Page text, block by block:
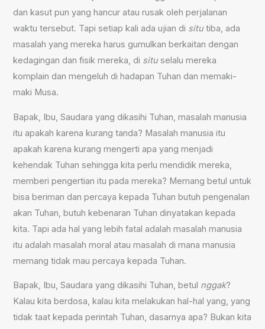
dan kasut pun yang hancur atau rusak oleh perjalanan
waktu tersebut. Tapi setiap kali ada ujian di situtiba, ada
masalah yang mereka harus gumulkan berkaitan dengan
kedagingan dan fisik mereka, di situselalu mereka
komplain dan mengeluh di hadapan Tuhan dan memaki-
maki Musa.
Bapak, Ibu, Saudara yang dikasihi Tuhan, masalah manusia
itu apakah karena kurang tanda? Masalah manusia itu
apakah karena kurang mengerti apa yang menjadi
kehendak Tuhan sehingga kita perlu mendidik mereka,
memberi pengertian itu pada mereka? Memang betul untuk
bisa beriman dan percaya kepada Tuhan butuh pengenalan
akan Tuhan, butuh kebenaran Tuhan dinyatakan kepada
kita. Tapi ada hal yang lebih fatal adalah masalah manusia
itu adalah masalah moral atau masalah di mana manusia
memang tidak mau percaya kepada Tuhan.
Bapak, Ibu, Saudara yang dikasihi Tuhan, betul nggak?
Kalau kita berdosa, kalau kita melakukan hal-hal yang, yang
tidak taat kepada perintah Tuhan, dasarnya apa? Bukan kita